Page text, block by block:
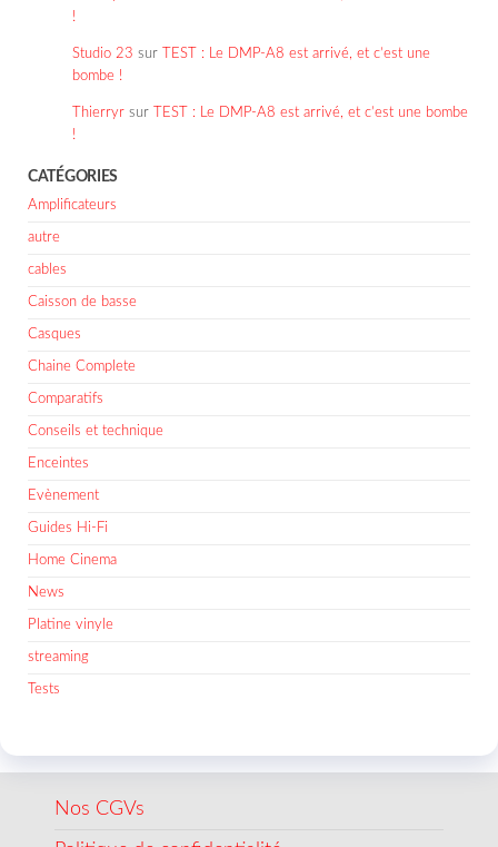
!
Studio 23 sur
TEST : Le DMP-A8 est arrivé, et c’est une
bombe !
Thierryr sur
TEST : Le DMP-A8 est arrivé, et c’est une bombe
!
CATÉGORIES
Amplificateurs
autre
cables
Caisson de basse
Casques
Chaine Complete
Comparatifs
Conseils et technique
Enceintes
Evènement
Guides Hi-Fi
Home Cinema
News
Platine vinyle
streaming
Tests
Nos CGVs